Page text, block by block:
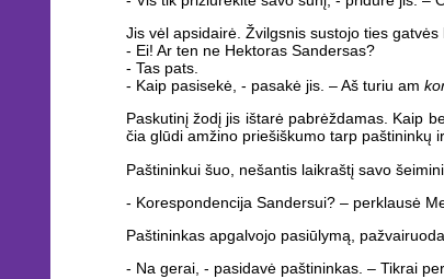
Jis vėl apsidairė. Žvilgsnis sustojo ties
- Ei! Ar ten ne Hektoras Sandersas?
- Tas pats.
- Kaip pasisekė, - pasakė jis. – Aš turiu am
Paskutinį žodį jis ištarė pabrėždamas. Kaip
čia glūdi amžino priešiškumo tarp paštininkų
Paštininkui šuo, nešantis laikraštį savo
- Korespondencija Sandersui? – perklausė
Paštininkas apgalvojo pasiūlymą,
- Na gerai, - pasidavė paštininkas. – Tikrai